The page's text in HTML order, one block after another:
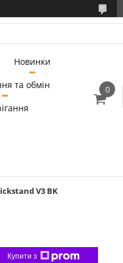
Новинки
та обмін
V3 BK
Купити з